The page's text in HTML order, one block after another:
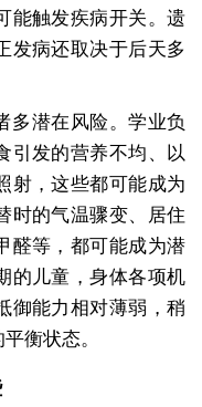
能触发疾病开关。遗
发病还取决于后天多
多潜在风险。学业负
引发的营养不均、以
射，这些都可能成为
时的气温骤变、居住
醛等，都可能成为潜
的儿童，身体各项机
御能力相对薄弱，稍
衡状态。